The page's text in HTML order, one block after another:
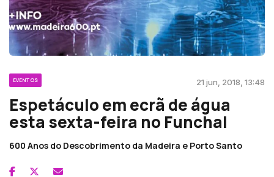
EVENTOS 21 jun, 2018, 13:48
Espetáculo em ecrã de água
esta sexta-feira no Funchal
600 Anos do Descobrimento da Madeira e Porto Santo